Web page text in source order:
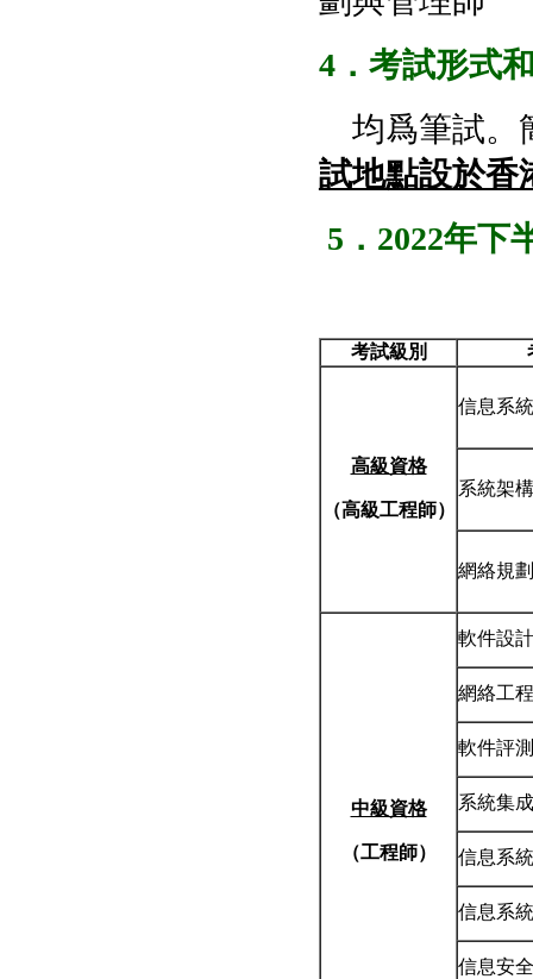
4．考試形式
均爲筆試。
試地點設於香
5 ． 2022年下
考試級別
高級資格
（高級工程師）
信息系
系統架
網絡規
中級資格
（工程師）
軟件設
網絡工
軟件評
系統集
信息系
信息系
信息安